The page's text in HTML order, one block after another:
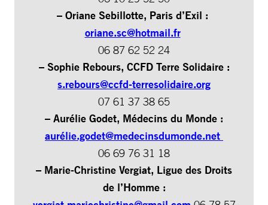
– Oriane Sebillotte, Paris d’Exil :
oriane.sc@hotmail.fr
06 87 62 52 24
– Sophie Rebours, CCFD Terre Solidaire :
s.rebours@ccfd-terresolidaire.org
07 61 37 38 65
– Aurélie Godet, Médecins du Monde :
aurélie.godet@medecinsdumonde.net
06 69 76 31 18
– Marie-Christine Vergiat, Ligue des Droits
de l’Homme :